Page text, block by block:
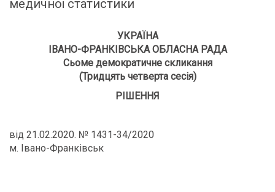
медичної статистики
УКРАЇНА
ІВАНО-ФРАНКІВСЬКА ОБЛАСНА РАДА
Сьоме демократичне скликання
(Тридцять четверта сесія)
РІШЕННЯ
від 21.02.2020. № 1431-34/2020
м. Івано-Франківськ